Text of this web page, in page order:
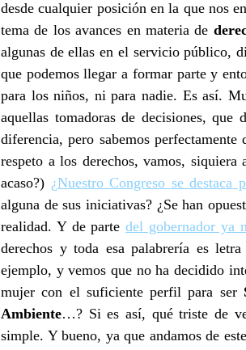
desde cualquier posición en la que nos
tema de los avances en materia de
algunas de ellas en el servicio público,
que podemos llegar a formar parte y
para los niños, ni para nadie. Es así.
aquellas tomadoras de decisiones, que
diferencia, pero sabemos
respeto a los derechos, vamos,
acaso?) ¿Nuestro Congreso se destaca
alguna de sus iniciativas? ¿Se han
realidad. Y de partedel gobernador ya
derechos y toda esa palabrería es
ejemplo, y vemos que no ha decidido
mujer con el suficiente perfil para ser
Ambiente…? Si es así, qué triste de
simple. Y bueno, ya que andamos de